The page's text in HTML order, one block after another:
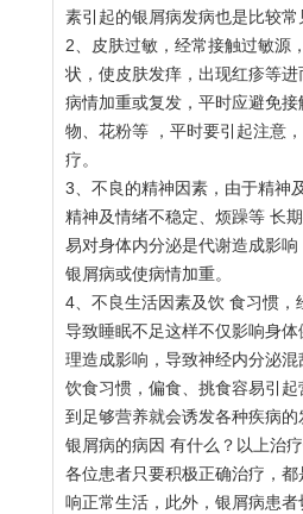
素引起的银屑病发病也是比较常
2、皮肤过敏，经常接触过敏源
状，使皮肤发痒，出现红疹等
病情加重或复发，平时应避免
物、花粉等 ，平时要引起注意
疗。
3、不良的精神因素，由于精神
精神及情绪不稳定、烦躁等 长
易对身体内分泌是代谢造成影
银屑病或使病情加重。
4、不良生活因素及饮 食习惯，
导致睡眠不足这样不仅影响身
理造成影响，导致神经内分泌
饮食习惯，偏食、挑食容易引
到足够营养就会诱发各种疾病的
银屑病的病因 有什么？以上治
各位患者只要积极正确治疗，
响正常生活，此外，银屑病患